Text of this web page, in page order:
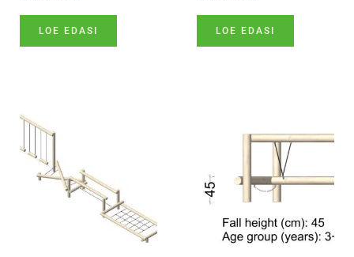
LOE EDASI LOE EDASI